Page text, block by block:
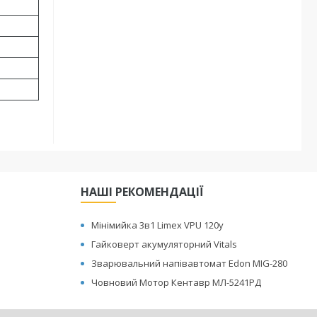
НАШІ РЕКОМЕНДАЦІЇ
Мінімийка 3в1 Limex VPU 120y
Гайковерт акумуляторний Vitals
Зварювальний напівавтомат Edon MIG-280
Човновий Мотор Кентавр МЛ-5241РД